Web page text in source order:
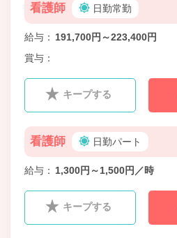
看護師 日勤常勤
給与
191,700円～223,400円
賞与
キープする
看護師 日勤パート
給与 1,300円～1,500円／時
キープする